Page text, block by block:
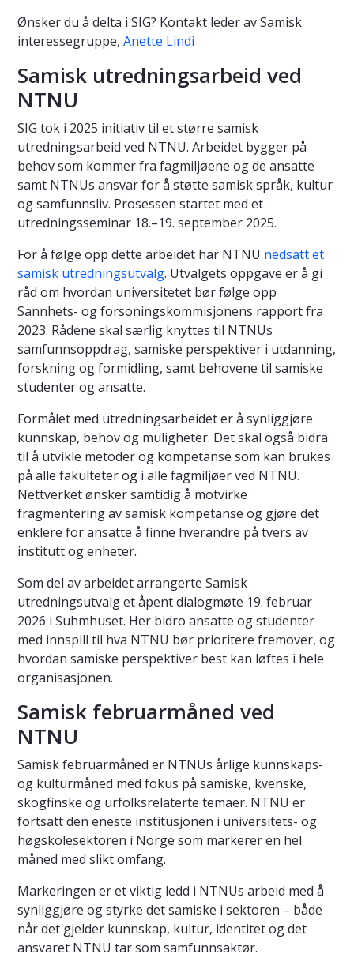
Ønsker du å delta i SIG? Kontakt leder av Samisk
interessegruppe, Anette Lindi
Samisk utredningsarbeid ved
NTNU
SIG tok i 2025 initiativ til et større samisk
utredningsarbeid ved NTNU. Arbeidet bygger på
behov som kommer fra fagmiljøene og de ansatte
samt NTNUs ansvar for å støtte samisk språk, kultur
og samfunnsliv. Prosessen startet med et
utredningsseminar 18.–19. september 2025.
For å følge opp dette arbeidet har NTNU nedsatt et
samisk utredningsutvalg. Utvalgets oppgave er å gi
råd om hvordan universitetet bør følge opp
Sannhets- og forsoningskommisjonens rapport fra
2023. Rådene skal særlig knyttes til NTNUs
samfunnsoppdrag, samiske perspektiver i utdanning,
forskning og formidling, samt behovene til samiske
studenter og ansatte.
Formålet med utredningsarbeidet er å synliggjøre
kunnskap, behov og muligheter. Det skal også bidra
til å utvikle metoder og kompetanse som kan brukes
på alle fakulteter og i alle fagmiljøer ved NTNU.
Nettverket ønsker samtidig å motvirke
fragmentering av samisk kompetanse og gjøre det
enklere for ansatte å finne hverandre på tvers av
institutt og enheter.
Som del av arbeidet arrangerte Samisk
utredningsutvalg et åpent dialogmøte 19. februar
2026 i Suhmhuset. Her bidro ansatte og studenter
med innspill til hva NTNU bør prioritere fremover, og
hvordan samiske perspektiver best kan løftes i hele
organisasjonen.
Samisk februarmåned ved
NTNU
Samisk februarmåned er NTNUs årlige kunnskaps-
og kulturmåned med fokus på samiske, kvenske,
skogfinske og urfolksrelaterte temaer. NTNU er
fortsatt den eneste institusjonen i universitets- og
høgskolesektoren i Norge som markerer en hel
måned med slikt omfang.
Markeringen er et viktig ledd i NTNUs arbeid med å
synliggjøre og styrke det samiske i sektoren – både
når det gjelder kunnskap, kultur, identitet og det
ansvaret NTNU tar som samfunnsaktør.